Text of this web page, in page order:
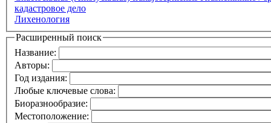
кадастровое дело
Лихенология
Расширенный поиск
Название:
Авторы:
Год издания:
Любые ключевые слова:
Биоразнообразие:
Местоположение: